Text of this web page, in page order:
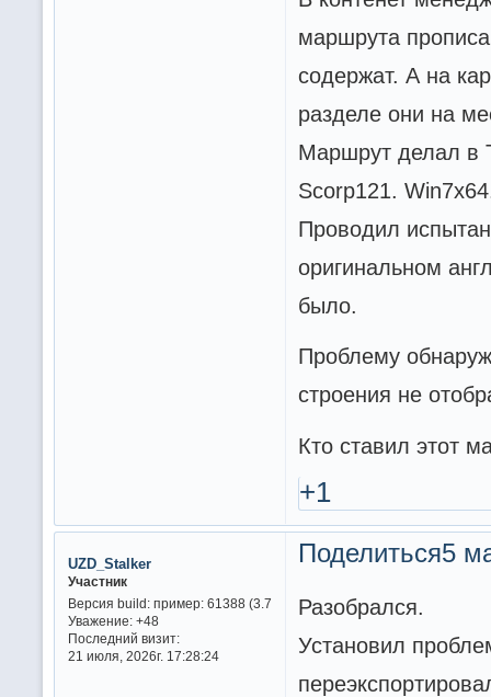
маршрута
содержат. А на
разделе они на
Маршрут делал в
Scorp121.
Проводил
оригинальном
было.
Проблему
строения не
Кто ставил этот
+1
Поделиться5
UZD_Stalker
Участник
Версия build:пример: 61388 (3.7
Уважение: +48
Последний визит:
21 июля, 2026г. 17:28:24
Разобрался.
Установил